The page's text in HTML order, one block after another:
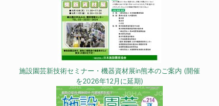
施設園芸新技術セミナー・機器資材展in熊本のご案内 (開催
を2026年12月に延期)